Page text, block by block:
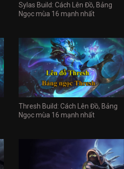
Sylas Build: Cách Lên Đồ, Bảng
Ngọc mùa 16 mạnh nhất
Thresh Build: Cách Lên Đồ, Bảng
Ngọc mùa 16 mạnh nhất